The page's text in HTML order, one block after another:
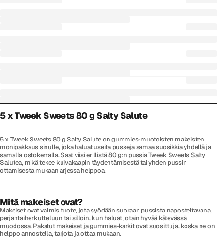
5 x Tweek Sweets 80 g Salty Salute
5 x Tweek Sweets 80 g Salty Salute on gummies-muotoisten makeisten
monipakkaus sinulle, joka haluat useita pusseja samaa suosikkia yhdellä ja
samalla ostokerralla. Saat viisi erillistä 80 g:n pussia Tweek Sweets Salty
Salutea, mikä tekee kuivakaapin täydentämisestä tai yhden pussin
ottamisesta mukaan arjessa helppoa.
Mitä makeiset ovat?
Makeiset ovat valmis tuote, jota syödään suoraan pussista naposteltavana,
perjantaiherkutteluun tai silloin, kun haluat jotain hyvää kätevässä
muodossa. Pakatut makeiset ja gummies-karkit ovat suosittuja, koska ne on
helppo annostella, tarjota ja ottaa mukaan.